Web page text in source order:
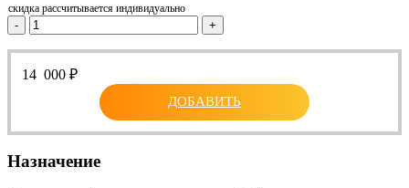
скидка рассчитывается индивидуально
- +
14 000 ₽
ДОБАВИТЬ
Назначение